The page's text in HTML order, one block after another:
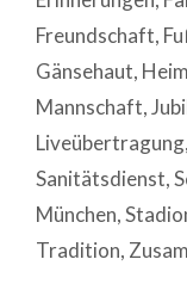
Freundschaft,
Gänsehaut,
Mannschaft,
Liveübertragung,
Sanitätsdienst,
München,
Tradition,